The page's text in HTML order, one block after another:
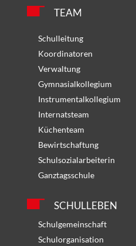
TEAM
Schulleitung
Koordinatoren
Verwaltung
Gymnasialkollegium
Instrumentalkollegium
Internatsteam
Küchenteam
Bewirtschaftung
Schulsozialarbeiterin
Ganztagsschule
SCHULLEBEN
Schulgemeinschaft
Schulorganisation